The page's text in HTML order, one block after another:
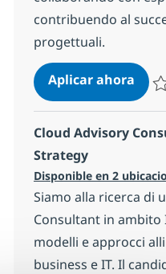
contribuendo al
progettuali.
Aplicar ahora
Cloud Advisory
Strategy
Disponible en 2
Siamo alla ricerca di
Consultant in
modelli e approcci
business e IT. Il